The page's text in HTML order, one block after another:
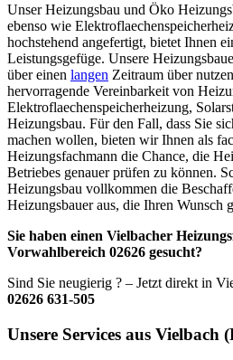
Unser Heizungsbau und Öko
ebenso wie
hochstehend angefertigt, bietet Ihnen
Leistungsgefüge. Unsere
über einen langen Zeitraum über
hervorragende Vereinbarkeit von
Elektroflaechenspeicherheizung,
Heizungsbau. Für den Fall, dass Sie
machen wollen, bieten wir Ihnen als
Heizungsfachmann die Chance, die
Betriebes genauer prüfen zu können.
Heizungsbau vollkommen die
Heizungsbauer aus, die Ihren Wunsch
Sie haben einen Vielbacher
Vorwahlbereich 02626 gesucht?
Sind Sie neugierig ? – Jetzt direkt in
02626 631-505
Unsere Services aus Vielbach